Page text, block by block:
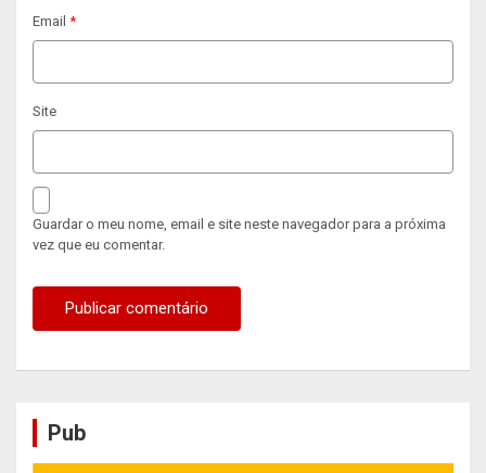
Email *
Site
Guardar o meu nome, email e site neste navegador para a próxima
vez que eu comentar.
Pub